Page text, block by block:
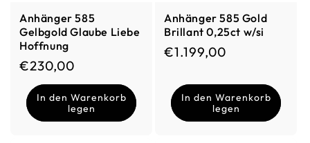
Anhänger 585
Gelbgold Glaube Liebe
Hoffnung
Normaler Preis
€230,00
In den Warenkorb
legen
Anhänger 585 Gold
Brillant 0,25ct w/si
Normaler Preis
€1.199,00
In den Warenkorb
legen